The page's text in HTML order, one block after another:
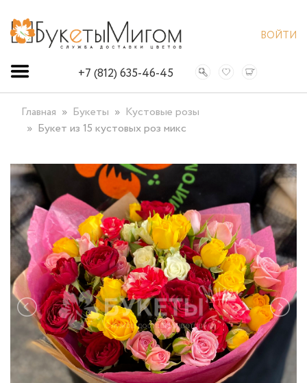
ВОЙТИ
+7 (812) 635-46-45
Главная Букеты
Кустовые розы
Букет из 15 кустовых роз микс